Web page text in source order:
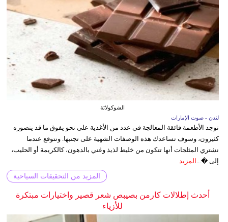
الشوكولاتة
لندن - صوت الإمارات
توجد الأطعمة فائقة المعالجة في عدد من الأغذية على نحو يفوق ما قد يتصوره
كثيرون، وسوف تساعدك هذه الوصفات الشهية على تجنبها. ونتوقع عندما
نشتري المثلجات أنها تتكون من خليط لذيذ وغني بالدهون، كالكريمة أو الحليب،
إلى �... المزيد
المزيد من التحقيقات السياحية
أحدث إطلالات كارمن بصيبص شعر قصير واختيارات مبتكرة
للأزياء